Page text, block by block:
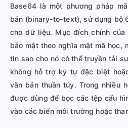
Base64 là một phương pháp
bản (binary-to-text), sử dụng bộ
cho dữ liệu. Mục đích chính của
bảo mật theo nghĩa mật mã học,
tin sao cho nó có thể truyền tải
không hỗ trợ ký tự đặc biệt
văn bản thuần túy. Trong nhiều
được dùng để bọc các tệp cấu
vào các biến môi trường hoặc